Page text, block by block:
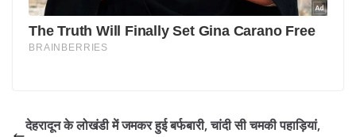
देहरादून के लोखंडी में जमकर हुई बर्फबारी, चांदी सी चमकी पहाड़ियां,